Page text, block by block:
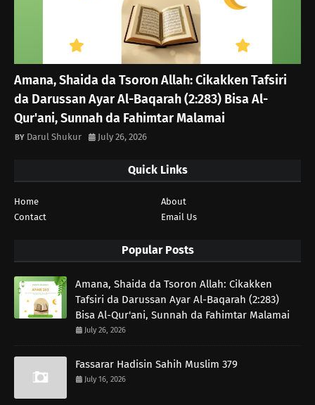
Amana, Shaida da Tsoron Allah: Cikakken Tafsiri
da Darussan Ayar Al-Baqarah (2:283) Bisa Al-
Qur'ani, Sunnah da Fahimtar Malamai
Darul Shukur July 26, 2026
Quick Links
Home
About
Contact
Email Us
Popular Posts
Amana, Shaida da Tsoron Allah: Cikakken
Tafsiri da Darussan Ayar Al-Baqarah (2:283)
Bisa Al-Qur'ani, Sunnah da Fahimtar Malamai
July 26, 2026
Fassarar Hadisin Sahih Muslim 379
July 16, 2026